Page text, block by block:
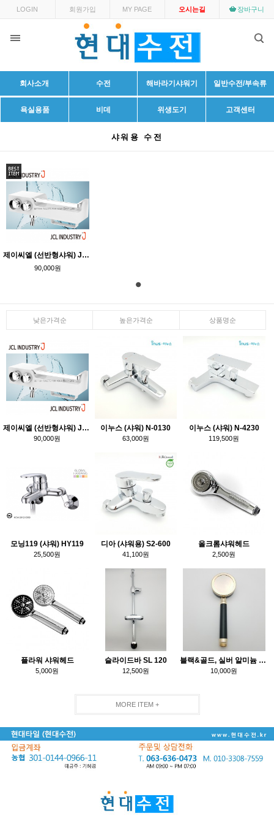
LOGIN 회원가입 MY PAGE 오시는길 장바구니
회사소개 수전 해바라기샤워기 일반수전/부속류
욕실용품 비데 위생도기 고객센터
샤워용 수전
제이씨엘 (선반형샤워) JO-1000 PLUS
90,000원
낮은가격순 높은가격순 상품명순
제이씨엘 (선반형샤워) JO-1000 PLUS
90,000원
이누스 (샤워) N-0130
63,000원
이누스 (샤워) N-4230
119,500원
모닝119 (샤워) HY119
25,500원
디아 (샤워용) S2-600
41,100원
올크롬샤워헤드
2,500원
플라워 샤워헤드
5,000원
슬라이드바 SL 120
12,500원
블랙&골드, 실버 알미늄 수압상승(랜덤발송)
10,000원
MORE ITEM +